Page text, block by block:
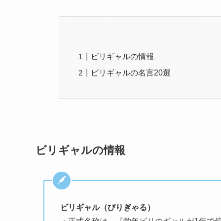
ビリギャルの情報
ビリギャルの名言20選
ビリギャルの情報
ビリギャル（びりぎゃる）